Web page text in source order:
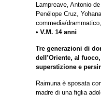
Lampreave, Antonio
Penélope Cruz,
commedia/
• V.M. 14 anni
Tre generazioni di
dell’Oriente, al
superstizione e
Raimuna è sposata
madre di una figlia